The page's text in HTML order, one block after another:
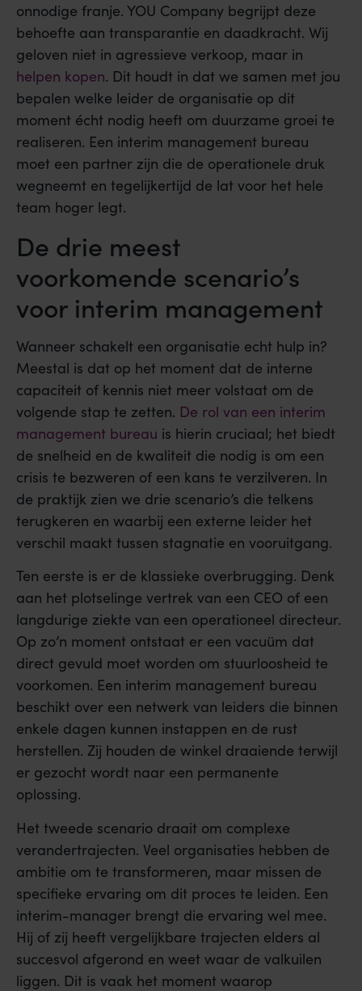
onnodige franje. YOU Company begrijpt deze
behoefte aan transparantie en daadkracht. Wij
geloven niet in agressieve verkoop, maar in
helpen kopen. Dit houdt in dat we samen met jou
bepalen welke leider de organisatie op dit
moment écht nodig heeft om duurzame groei te
realiseren. Een interim management bureau
moet een partner zijn die de operationele druk
wegneemt en tegelijkertijd de lat voor het hele
team hoger legt.
De drie meest
voorkomende scenario’s
voor interim management
Wanneer schakelt een organisatie echt hulp in?
Meestal is dat op het moment dat de interne
capaciteit of kennis niet meer volstaat om de
volgende stap te zetten. De rol van een interim
management bureau is hierin cruciaal; het biedt
de snelheid en de kwaliteit die nodig is om een
crisis te bezweren of een kans te verzilveren. In
de praktijk zien we drie scenario’s die telkens
terugkeren en waarbij een externe leider het
verschil maakt tussen stagnatie en vooruitgang.
Ten eerste is er de klassieke overbrugging. Denk
aan het plotselinge vertrek van een CEO of een
langdurige ziekte van een operationeel directeur.
Op zo’n moment ontstaat er een vacuüm dat
direct gevuld moet worden om stuurloosheid te
voorkomen. Een interim management bureau
beschikt over een netwerk van leiders die binnen
enkele dagen kunnen instappen en de rust
herstellen. Zij houden de winkel draaiende terwijl
er gezocht wordt naar een permanente
oplossing.
Het tweede scenario draait om complexe
verandertrajecten. Veel organisaties hebben de
ambitie om te transformeren, maar missen de
specifieke ervaring om dit proces te leiden. Een
interim-manager brengt die ervaring wel mee.
Hij of zij heeft vergelijkbare trajecten elders al
succesvol afgerond en weet waar de valkuilen
liggen. Dit is vaak het moment waarop